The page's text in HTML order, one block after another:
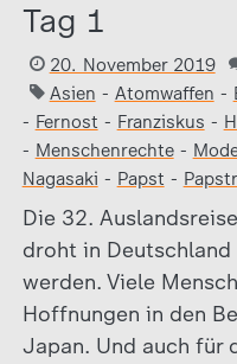
Tag 1
20. November 2019
Asien - Atomwaffen -
- Fernost - Franziskus -
- Menschenrechte-
Nagasaki - Papst -
Die 32.
droht in Deutschland
werden. Viele
Hoffnungen in den
Japan. Und auch für